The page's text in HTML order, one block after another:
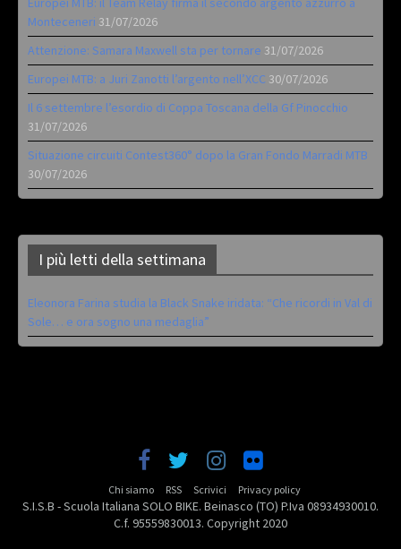
Monteceneri 31/07/2026
Attenzione: Samara Maxwell sta per tornare 31/07/2026
Europei MTB: a Juri Zanotti l’argento nell’XCC 30/07/2026
Il 6 settembre l’esordio di Coppa Toscana della Gf Pinocchio
31/07/2026
Situazione circuiti Contest360° dopo la Gran Fondo Marradi MTB
30/07/2026
I più letti della settimana
Eleonora Farina studia la Black Snake iridata: “Che ricordi in Val di
Sole… e ora sogno una medaglia”
Chi siamo RSS Scrivici Privacy policy
S.I.S.B - Scuola Italiana SOLO BIKE. Beinasco (TO) P.Iva 08934930010.
C.f. 95559830013. Copyright 2020